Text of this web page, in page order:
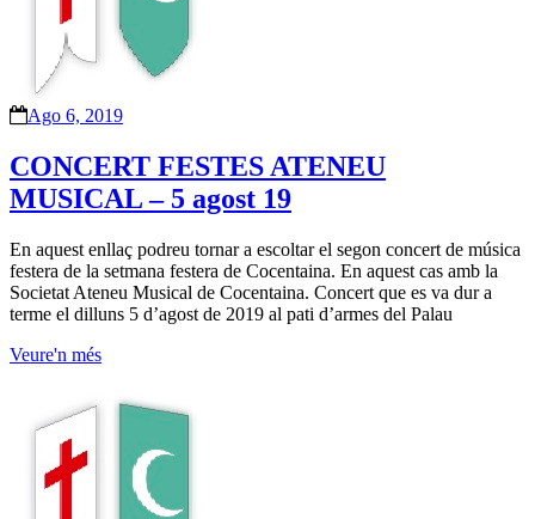
Ago 6, 2019
CONCERT FESTES ATENEU
MUSICAL – 5 agost 19
En aquest enllaç podreu tornar a escoltar el segon concert de música
festera de la setmana festera de Cocentaina. En aquest cas amb la
Societat Ateneu Musical de Cocentaina. Concert que es va dur a
terme el dilluns 5 d’agost de 2019 al pati d’armes del Palau
Veure'n més